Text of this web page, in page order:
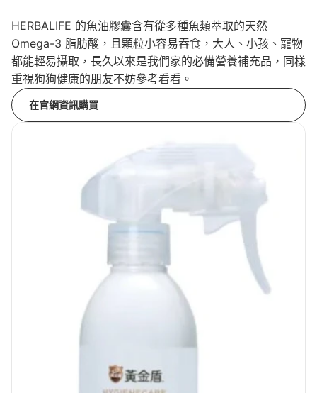
HERBALIFE 的魚油膠囊含有從多種魚類萃取的天然
Omega-3 脂肪酸，且顆粒小容易吞食，大人、小孩、寵物
都能輕易攝取，長久以來是我們家的必備營養補充品，同樣
重視狗狗健康的朋友不妨參考看看。
在官網資訊購買